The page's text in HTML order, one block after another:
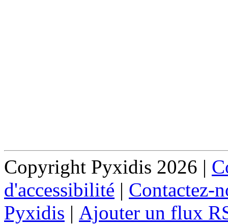
Copyright Pyxidis 2026 |
d'accessibilité | Contactez-
Pyxidis | Ajouter un flux